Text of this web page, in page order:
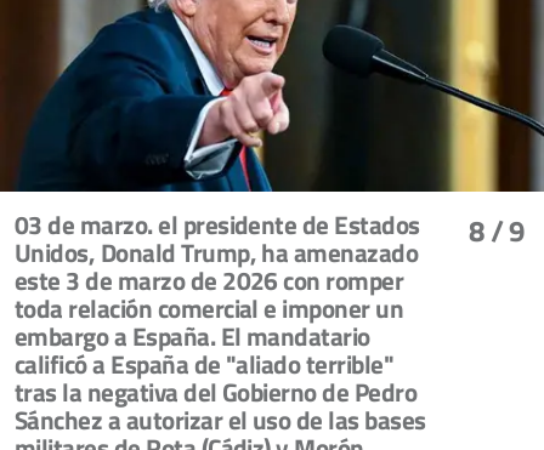
8/ 9
03 de marzo. el presidente de Estados
Unidos, Donald Trump, ha amenazado
este 3 de marzo de 2026 con romper
toda relación comercial e imponer un
embargo a España. El mandatario
calificó a España de "aliado terrible"
tras la negativa del Gobierno de Pedro
Sánchez a autorizar el uso de las bases